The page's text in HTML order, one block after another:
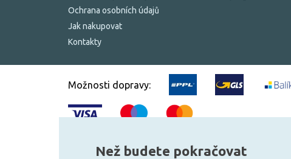
Ochrana osobních údajů
Jak nakupovat
Kontakty
Možnosti dopravy:
© 2010–2026 Všechna práva vyhrazena.žárovky.cz
Než budete pokračovat